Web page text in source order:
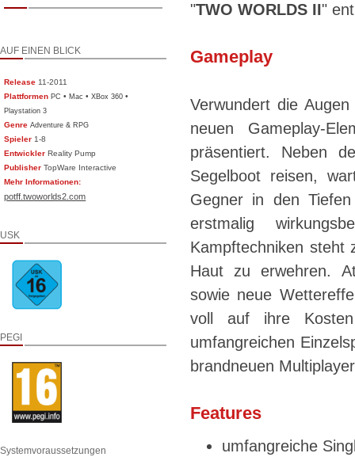
AUF EINEN BLICK
Release 11-2011
Plattformen PC •Mac •XBox 360 •
Playstation 3
Genre Adventure & RPG
Spieler 1-8
Entwickler Reality Pump
Publisher TopWare Interactive
Mehr Informationen:
potff.twoworlds2.com
USK
PEGI
Systemvoraussetzungen
"TWO WORLDS II"
Gameplay
Verwundert die
neuen Gameplay-
präsentiert. Neben
Segelboot reisen,
Gegner in den
erstmalig
Kampftechniken steht
Haut zu erwehren.
sowie neue
voll auf ihre
umfangreichen
brandneuen
Features
umfangreiche